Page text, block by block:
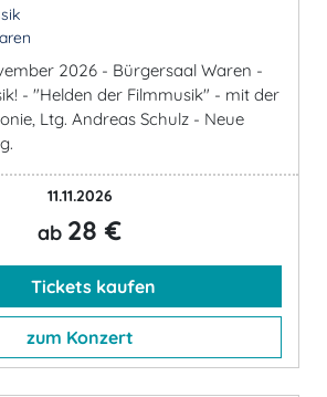
2026 - Bürgersaal Waren -
- "Helden der Filmmusik" - mit der
Ltg. Andreas Schulz - Neue
11.11.2026
ab 28 €
Tickets kaufen
zum Konzert